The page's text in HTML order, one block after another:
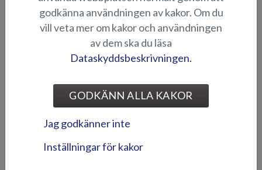
godkänna användningen av kakor. Om du
vill veta mer om kakor och användningen
av dem ska du läsa
Dataskyddsbeskrivningen.
GODKÄNN ALLA KAKOR
Jag godkänner inte
Inställningar för kakor